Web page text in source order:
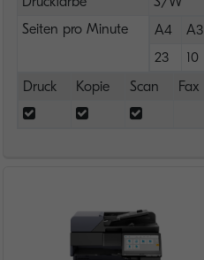
Seiten pro Minute
A4
A3
23
10
Druck
Kopie Scan Fax